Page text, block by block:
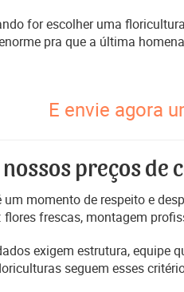
for escolher uma
pra que a última
E envie agora
preços de
um momento de respeito e
flores frescas, montagem
exigem estrutura, equipe
seguem esses